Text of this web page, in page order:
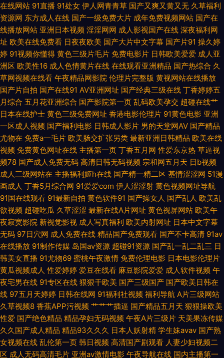
神最新地址 俺去也综合色图 狼友免费 听听深爱激情网 www夜夜撸av 精品
成人毛久久片 日本在线不卡一区 97资源网站首页 韩日韩有码 日韩黄色大片
蜜桃97夜夜做亚 成人福利 久久福利视频导航 日韩3级片 尤物网址在线观看
丁香五香天堂网 玖玖男人资源站 日本精品人妖五区 97超碰日韩电影 男人天
堂天天操 丁香五月花婷婷 久草影音先锋 日本精品午夜 伊人久久精品 成人综
合大香蕉 青娱乐首页 亚洲最色网 www午夜色色 激情午夜福利 五月天婷婷
色网 91国产黑丝足交 福利AV片 另类AV首页 午夜影院9970 国产高清自拍一
区 人操人操人妻 伊人成人在线网 www91一区 激情试看三级 日韩三级专区
自拍超碰人人 岛国成人福利影院 伦理色福利吧 午夜影院美女 AV熟女 极品午
夜AV 视频污下载 a级片毛片网站 久草久久国产 天天干视频毛片 91豆花网站
精品一区日韩 日韩一区 91自慰喷水 九一黄色仓库 日韩有码va 91次元网页人
口 九九热视 日韩艹逼 亚洲成人小说网站 91孕妇在线观看 韩国专区第一夜 色
色社区影视 AV传媒在线播放 精品大香蕉 天堂av电影网站 99午夜福利导航
国精自拍 青娱乐吧91 亚洲三级电 国产色五月婷婷 深夜AV网址 丝袜美腿五月
天 亚洲另类五月天 国产社区情侣 午夜福利wwww 超碰免费人妻 久草资源部
在线网站 91直播 91处女 伊人网青青草 国产又爽又黄又无 久草福利
资源网 东方成人在线 国产一级免费大片 成年免费视频网站 国产在
线播放网站 亚洲日本视频 淫淫网网 成人影视国产在线 深夜福利网
址 欧美在线免费看 日夜夜欧美 国产大片中文字幕 国产片91 操久婷
婷 91视频你懂得 黄色三级片毛片 免费电影片 日韩欧美爱爱 成人亚
洲区 欧美性16 成人色情黄片在线 在线观看亚洲精品 国产热综合 久
草网视频在线看 午夜精品网影院 伦理片完整版 黄视网站在线播放
国产片自拍 国产在线91 AV亚洲网址 国产经典三级在线 丁香婷婷五
月综合 五月花亚洲综合 国产影院第一页 乱码欧美孕交 超碰在线艹
日本在线护士 黄色三级免费网址 香港电影伦理片 91黄色电影 亚洲
一区成人视频 国产福利电影 日韩成人影片 男的天堂网AV 国产精品
尤物在 免费a一毛片 欧美肠交扩张另类 最新亚洲日韩精品 欧美在线
视频 免费黄色网址在线 主播第一页 丁香五月网 性爱东京热 草逼视
频78 国产成人免费无码 高清日韩无码视频 宗和网五月天 日b视频
成人三级网站在 主播福利姬h在线 国产精一精二区 基情涩涩网 51漫
画成人 丁香5月综合网 91爱爱com 伊人涩涩射 黄色视频网址导航
91国在线观看 91最新自拍 黄色软件91 国产操女人 国产乱人 欧美乱
欲视频 超碰吃瓜 久草涩涩 最新在线A片网址 黄色视屏网站 欧美午
夜寂寞影院 新视觉影视 成人写真福利 欧美内射网址 日本中文字幕
无码 97日穴网 成人免费在线 精品国产免费观看 国产不卡高清 91av
在线播放 91制作传媒 岛国av资源 超碰91资源 国产乱一乱二乱三 日
韩美女直播 91尤物69 蜜桃午夜激情 免费伦理电影 日本电影伦理片
黄瓜视频成人 性爱婷婷 爱豆在线看 麻豆影院爱爱 成人软件视频 午
夜宅男在线 91专区在线 狠狠干欧美 国产三级国产 国产欧美日韩在
线 97五月天婷婷 日韩在线网 91福利社视频 福利导航 A片三级网站
久草视频8 香蕉APP污视频 艹艹艹插逼 国产精品五月天 狠狠操欧美
性爱 国产绝色精品 精品孕妇无码视频 午夜A片三级片 天美果冻传媒
久久国产成人精品 精品93久久久 日本人妖射精 学生妹avav 国产熟
女视频在线 乱伦第一页 韩日视频 高清国产剧观看 人妻少妇视频二
区 成人无码高清毛片 亚洲av激情电影 午夜导航在线 国内主播第一